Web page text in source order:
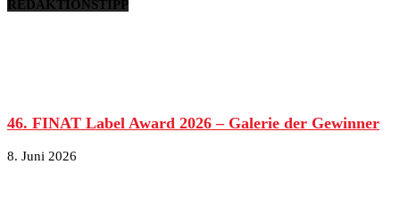
REDAKTIONSTIPP
46. FINAT Label Award 2026 – Galerie der Gewinner
8. Juni 2026